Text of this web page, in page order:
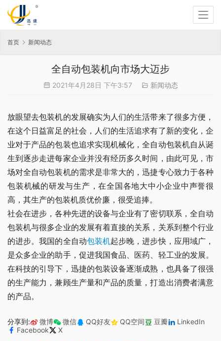
首页 新闻动态
全自动包装机向市场大迈步
2021年4月28日 下午3:57 新闻动态
放眼望去包装机的发展确实为人们的生活带来了很多方便，
在这个日益富足的社会，人们的生活追求有了新的变化，企
业对于产品的包装也追求实现机械化，全自动包装机自从诞
生到逐步走进每家企业并没有经历多久时间，由此可见，市
场对全自动包装机的需求是非常大的，迅捷专心致力于各种
包装机械的研发与生产，在全国各地大中小企业中声誉很
高，其生产的包装机质优价廉，很受追捧。
社会在进步，各种先进的设备与企业有了密切联系，全自动
包装机与很多企业的发展有着直接的关系，关系到整个行业
的进步。我国的全自动包装机起步晚，进步快，应用域广，
是众多企业的助手，促进我国食品、医药、轻工业的发展。
在科技的引导下，迅捷的包装设备逐渐成熟，也具备了很强
的生产能力，兼顾生产量和产品的质量，打造出消费者满意
的产品。
分享到: 微博 微信 QQ好友 QQ空间 豆瓣
LinkedIn
Facebook
X